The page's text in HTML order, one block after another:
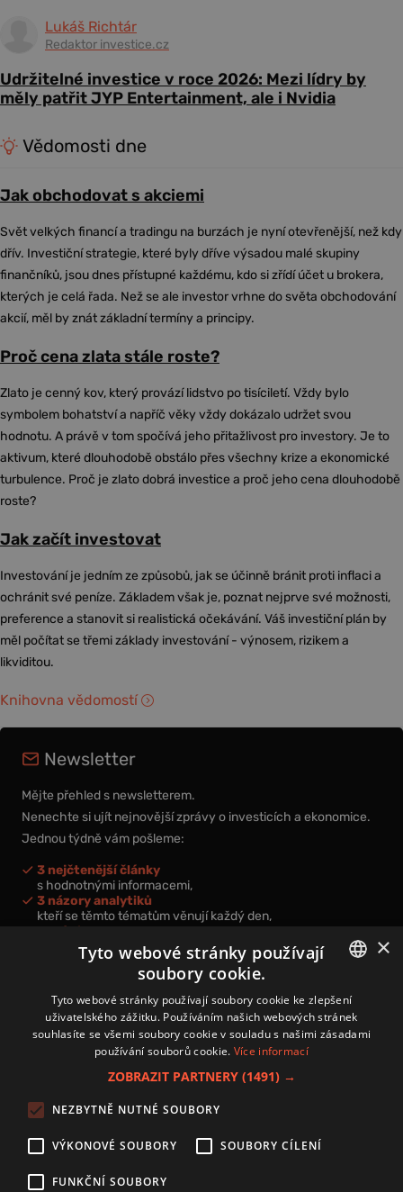
Lukáš Richtár
Redaktor investice.cz
Udržitelné investice v roce 2026: Mezi lídry by
měly patřit JYP Entertainment, ale i Nvidia
Vědomosti dne
Jak obchodovat s akciemi
Svět velkých financí a tradingu na burzách je nyní otevřenější, než kdy
dřív. Investiční strategie, které byly dříve výsadou malé skupiny
finančníků, jsou dnes přístupné každému, kdo si zřídí účet u brokera,
kterých je celá řada. Než se ale investor vrhne do světa obchodování
akcií, měl by znát základní termíny a principy.
Proč cena zlata stále roste?
Zlato je cenný kov, který provází lidstvo po tisíciletí. Vždy bylo
symbolem bohatství a napříč věky vždy dokázalo udržet svou
hodnotu. A právě v tom spočívá jeho přitažlivost pro investory. Je to
aktivum, které dlouhodobě obstálo přes všechny krize a ekonomické
turbulence. Proč je zlato dobrá investice a proč jeho cena dlouhodobě
roste?
Jak začít investovat
Investování je jedním ze způsobů, jak se účinně bránit proti inflaci a
ochránit své peníze. Základem však je, poznat nejprve své možnosti,
preference a stanovit si realistická očekávání. Váš investiční plán by
měl počítat se třemi základy investování - výnosem, rizikem a
likviditou.
Knihovna vědomostí
Newsletter
Mějte přehled s newsletterem.
Nenechte si ujít nejnovější zprávy o investicích a ekonomice.
Jednou týdně vám pošleme:
3 nejčtenější články
s hodnotnými informacemi,
3 názory analytiků
kteří se těmto tématům věnují každý den,
nová videa a podcasty
k prohloubení vašich znalostí.
Přihlášením k newsletteru vyjadřujete svůj souhlas spodmínkami
zpracování osobních údajů.
Zásady používání souborů cookies
Autoři
Nastavení cookies
CZECH
×
Tyto webové stránky používají
soubory cookie.
Tyto webové stránky používají soubory cookie ke zlepšení
uživatelského zážitku. Používáním našich webových stránek
souhlasíte se všemi soubory cookie v souladu s našimi zásadami
používání souborů cookie. Více informací
ZOBRAZIT PARTNERY (1491) →
NEZBYTNĚ NUTNÉ SOUBORY
VÝKONOVÉ SOUBORY SOUBORY CÍLENÍ
FUNKČNÍ SOUBORY